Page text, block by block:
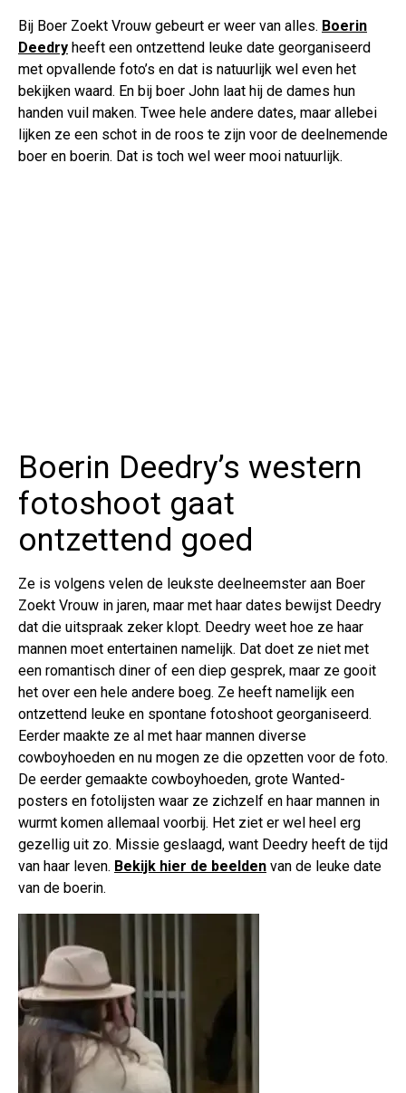
Bij Boer Zoekt Vrouw gebeurt er weer van alles. Boerin
Deedry heeft een ontzettend leuke date georganiseerd
met opvallende foto’s en dat is natuurlijk wel even het
bekijken waard. En bij boer John laat hij de dames hun
handen vuil maken. Twee hele andere dates, maar allebei
lijken ze een schot in de roos te zijn voor de deelnemende
boer en boerin. Dat is toch wel weer mooi natuurlijk.
Boerin Deedry’s western
fotoshoot gaat
ontzettend goed
Ze is volgens velen de leukste deelneemster aan Boer
Zoekt Vrouw in jaren, maar met haar dates bewijst Deedry
dat die uitspraak zeker klopt. Deedry weet hoe ze haar
mannen moet entertainen namelijk. Dat doet ze niet met
een romantisch diner of een diep gesprek, maar ze gooit
het over een hele andere boeg. Ze heeft namelijk een
ontzettend leuke en spontane fotoshoot georganiseerd.
Eerder maakte ze al met haar mannen diverse
cowboyhoeden en nu mogen ze die opzetten voor de foto.
De eerder gemaakte cowboyhoeden, grote Wanted-
posters en fotolijsten waar ze zichzelf en haar mannen in
wurmt komen allemaal voorbij. Het ziet er wel heel erg
gezellig uit zo. Missie geslaagd, want Deedry heeft de tijd
van haar leven. Bekijk hier de beelden van de leuke date
van de boerin.